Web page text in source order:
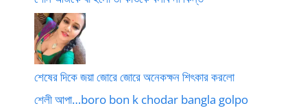
শেষের দিকে জয়া জোরে জোরে অনেকক্ষন শিৎকার করলো
শেলী আপা…boro bon k chodar bangla golpo